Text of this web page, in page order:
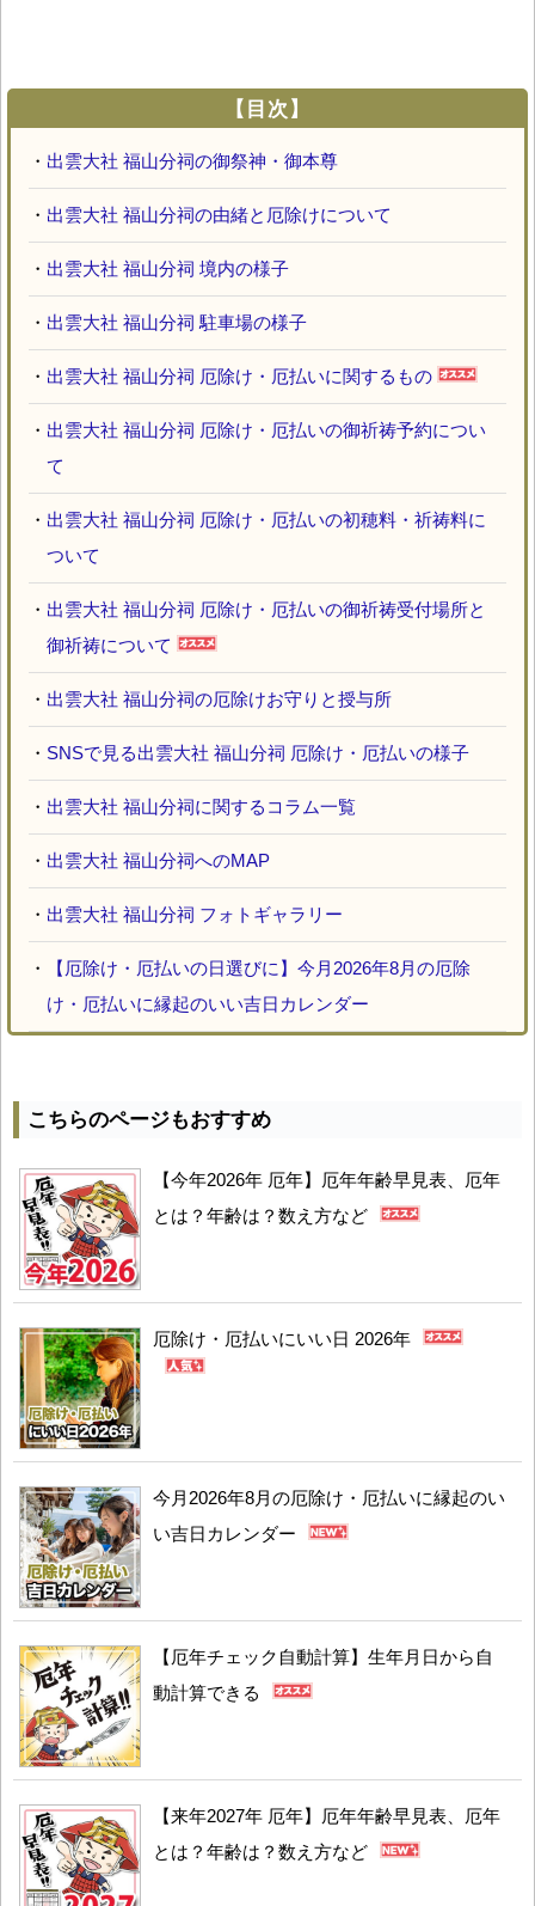
【目次】
・ 出雲大社 福山分祠の御祭神・御本尊
・ 出雲大社 福山分祠の由緒と厄除けについて
・ 出雲大社 福山分祠 境内の様子
・ 出雲大社 福山分祠 駐車場の様子
・ 出雲大社 福山分祠 厄除け・厄払いに関するもの
・ 出雲大社 福山分祠 厄除け・厄払いの御祈祷予約につい
て
・ 出雲大社 福山分祠 厄除け・厄払いの初穂料・祈祷料に
ついて
・ 出雲大社 福山分祠 厄除け・厄払いの御祈祷受付場所と
御祈祷について
・ 出雲大社 福山分祠の厄除けお守りと授与所
・ SNSで見る出雲大社 福山分祠 厄除け・厄払いの様子
・ 出雲大社 福山分祠に関するコラム一覧
・ 出雲大社 福山分祠へのMAP
・ 出雲大社 福山分祠 フォトギャラリー
・
【厄除け・厄払いの日選びに】今月2026年8月の厄除
け・厄払いに縁起のいい吉日カレンダー
こちらのページもおすすめ
【今年2026年 厄年】厄年年齢早見表、厄年
とは？年齢は？数え方など
厄除け・厄払いにいい日 2026年
今月2026年8月の厄除け・厄払いに縁起のい
い吉日カレンダー
【厄年チェック自動計算】生年月日から自
動計算できる
【来年2027年 厄年】厄年年齢早見表、厄年
とは？年齢は？数え方など